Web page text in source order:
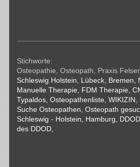
Stichworte:
Osteopathie, Osteopath, Praxis
Schleswig Holstein, Lübeck, Bremen,
Manuelle Therapie, FDM Therapie,
Typaldos, Osteopathenliste, WIKIZIN,
Suche Osteopathen, Osteopath
Schleswig - Holstein, Hamburg,
des DDOD,